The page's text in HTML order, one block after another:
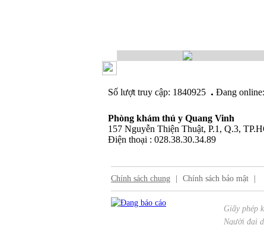
Số lượt truy cập: 1840925 . Đang
Phòng khám thú y Quang Vinh
157 Nguyễn Thiện Thuật, P.1, Q.3,
Điện thoại : 028.38.30.34.89
Chính sách chung Chính sách bảo mật
Giấy phép
Người đại